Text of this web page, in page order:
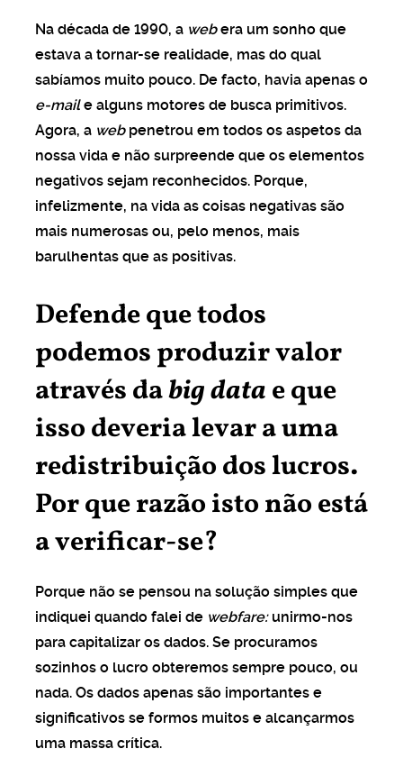
Na década de 1990, a webera um sonho que
estava a tornar-se realidade, mas do qual
sabíamos muito pouco. De facto, havia apenas o
e-maile alguns motores de busca primitivos.
Agora, a webpenetrou em todos os aspetos da
nossa vida e não surpreende que os elementos
negativos sejam reconhecidos. Porque,
infelizmente, na vida as coisas negativas são
mais numerosas ou, pelo menos, mais
barulhentas que as positivas.
Defende que todos
podemos produzir valor
através dabig datae que
isso deveria levar a uma
redistribuição dos lucros.
Por que razão isto não está
a verificar-se?
Porque não se pensou na solução simples que
indiquei quando falei de webfare:unirmo-nos
para capitalizar os dados. Se procuramos
sozinhos o lucro obteremos sempre pouco, ou
nada. Os dados apenas são importantes e
significativos se formos muitos e alcançarmos
uma massa crítica.